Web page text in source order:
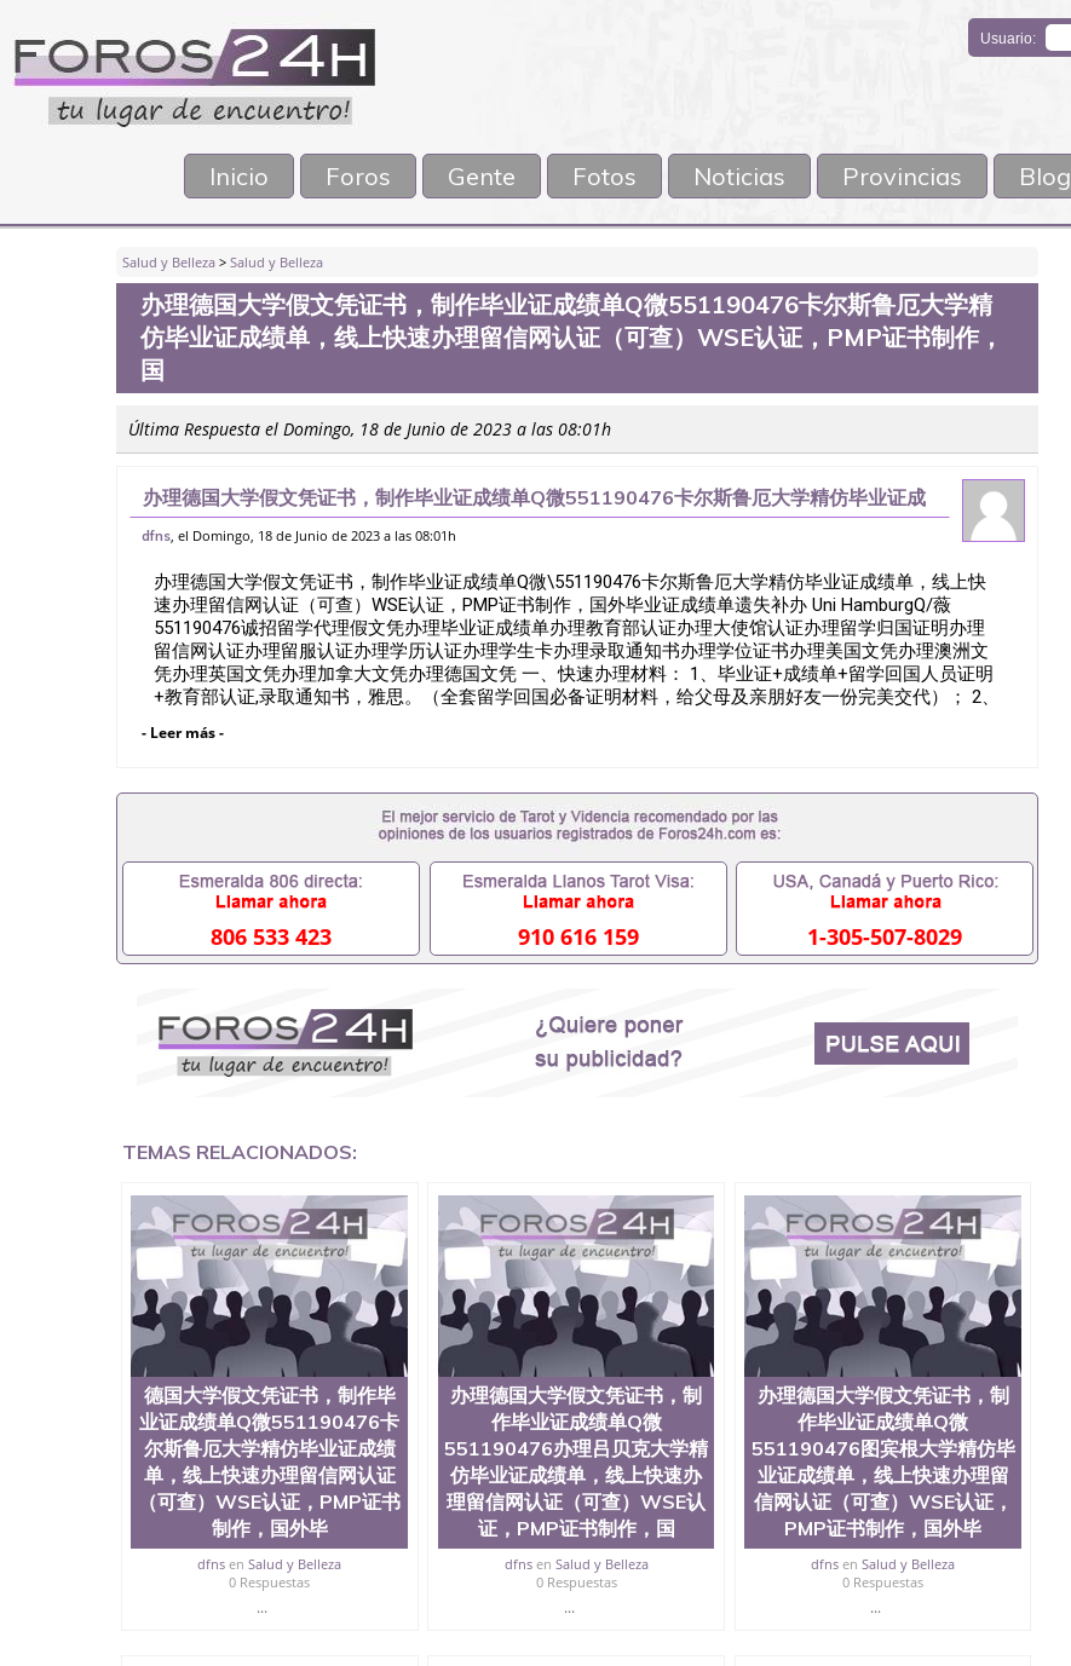
Usuario:
Inicio Foros Gente Fotos Noticias Provincias Blog
Salud y Belleza > Salud y Belleza
办理德国大学假文凭证书，制作毕业证成绩单Q微551190476卡尔斯鲁厄大学精
仿毕业证成绩单，线上快速办理留信网认证（可查）WSE认证，PMP证书制作，
国
Última Respuesta el Domingo, 18 de Junio de 2023 a las 08:01h
办理德国大学假文凭证书，制作毕业证成绩单Q微551190476卡尔斯鲁厄大学精仿毕业证成
绩单，线上快速办理留信网认证（可查）WSE认证，PMP证书制作，国
dfns, el Domingo, 18 de Junio de 2023 a las 08:01h
办理德国大学假文凭证书，制作毕业证成绩单Q微\551190476卡尔斯鲁厄大学精仿毕业证成绩单，线上快
速办理留信网认证（可查）WSE认证，PMP证书制作，国外毕业证成绩单遗失补办 Uni HamburgQ/薇
551190476诚招留学代理假文凭办理毕业证成绩单办理教育部认证办理大使馆认证办理留学归国证明办理
留信网认证办理留服认证办理学历认证办理学生卡办理录取通知书办理学位证书办理美国文凭办理澳洲文
凭办理英国文凭办理加拿大文凭办理德国文凭 一、快速办理材料： 1、毕业证+成绩单+留学回国人员证明
+教育部认证,录取通知书，雅思。（全套留学回国必备证明材料，给父母及亲朋好友一份完美交代）； 2、
到）。 注：上述材料，随时都可以安排办理，毕业证成绩单，学校，专业，学位，毕业时间都可以根据客
要定居国外需要办理什么材料551190476入职事业单位/国企假的毕业证会查吗551190476入职国企/事业单
位需要些什么材料551190476办理假毕业证在国内能用吗, 挂科拿不到毕业证怎么办, 毕业证丢了怎么办, 没
有正常毕业怎么办理毕业证,没毕业可以办学历认证吗,您是否因为中途辍学、挂科而没有正常毕业
551190476您是否因为递交材料不齐而被拒之门外551190476您是否因没正常毕业而导致回国得不到教育部
认证在校挂科了不想读了,成绩不理想毕不了业怎么办551190476找工作没有文凭怎么办,怎么办理本科/研究
生文凭551190476如何办理本科/硕士毕业证551190476网上买文凭可靠吗551190476哪里可以买国外文凭
551190476国外本科毕业证怎么办理551190476国外大学文凭可以打工作吗551190476怎么办理 外假毕业证
551190476哪里可以制作美国毕业证551190476哪里可以办理澳洲毕业证551190476留学生在哪里可以买假
551190476假文凭网上能查到吗551190476 如何拿到国外毕业证QQ微信551190476办假大学毕业证QQ微信
551190476国外毕业证去哪认证QQ微信551190476找毕业证封皮QQ微信551190476国外毕业证外壳定制QQ
微信551190476快速代办国外毕业证QQ微信551190476快速拿到国外文凭QQ微信551190476国外留学文凭
上买文凭可靠吗QQ微信551190476买国外文凭质量QQ微信551190476国外本科毕业证怎么办理QQ微信
证QQ微信551190476办理国外毕业证价格QQ微信551190476国外编号查询QQ微信551190476办理国外文凭
要交定金吗QQ微信551190476办国外可查文凭QQ微信551190476网上购买真文凭可信吗QQ微信551190476
学士学位证书查询机构QQ微信551190476 国外资格证书办理QQ微信551190476如何办理学历认证QQ微信
551190476海外文凭认证办理QQ微信551190476 圣何塞州立大学（San Jose State University, 又译为“圣荷
西州立大学”）成立于1857年，简称SJSU，是加州历史悠久的大学之一，也是美西地区的公立大学之一。
位于圣何塞市San Jose中心，占地154公顷。它是一所位于加利福尼亚州的著名综合性公立大学，它以极
高的就业率，全美名列前茅的毕业薪资，浓厚的多元化学术氛围，杰出的本科教育质量，被《福克斯》杂
志评选为全美50强公立综合性大学，每年有来自世界各地的成百上千的海外学生前往求学。 至今，这是一
所在世界上享有学术地位、声誉、实习机会和影响力的高等教育机构，并获誉为美国本科教育质量的核心
代表。其计算机系与会计系更是在当今美国大学教学排名中表现优异。其毕业生大多可以在其所处地域的
世界硅谷中心得到工作机会。许多硅谷公司甚至在学生大三和大四的学期提供许多相应科系的实习机会。
无论是加州大学系统(UC)，还是加州州立大学系统(CSU), 圣何塞州立大学都占据着加州所有大学中的地理
位置。 圣何塞州立大学座落于硅谷(Silicon Valley), 于附近的旧金山-圣何塞地区为全美的重要科技中心。约
有学生三万人，超过134种学士学科和65个硕士学科，并有来自世界60余国的学生来此就读。其有名的科
系如计算机科学，电子工程学，工商管理学，艺术设计，和航空学等，深受性肯定及好评；而各种大学部
和研究所的商学课程也吸引了众多不同国家的专业人士前来研究与学习。 二、办理流程： 1、收集客户办
理信息； 2、客户付定金下单； 3、公司确认到账转制作点做电子图； 4、电子图做好发给客户确认； 5、
电子图确认好转成品部做成品； 6、成品做好拍照或者视频确认再付余款； 7、快递给客户（国内顺丰，国
外DHL）。 三、真实网上可查的证明材料 1、教育部学历学位认证，留服真实存档可查，存档。 2、留学回
- Leer más -
806 533 423 910 616 159 1-305-507-8029
TEMAS RELACIONADOS:
德国大学假文凭证书，制作毕
业证成绩单Q微551190476卡
尔斯鲁厄大学精仿毕业证成绩
单，线上快速办理留信网认证
（可查）WSE认证，PMP证书
制作，国外毕
dfns enSalud y Belleza
0 Respuestas
...
办理德国大学假文凭证书，制
作毕业证成绩单Q微
551190476办理吕贝克大学精
仿毕业证成绩单，线上快速办
理留信网认证（可查）WSE认
证，PMP证书制作，国
dfnsen Salud y Belleza
0 Respuestas
...
办理德国大学假文凭证书，制
作毕业证成绩单Q微
551190476图宾根大学精仿毕
业证成绩单，线上快速办理留
信网认证（可查）WSE认证，
PMP证书制作，国外毕
dfns enSalud y Belleza
0 Respuestas
...